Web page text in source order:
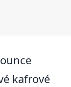
kafrové